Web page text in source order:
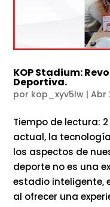
KOP Stadium:
Deportiva.
por kop_xyv5lw |Abr
Tiempo de lectura:
actual, la
los aspectos de
deporte no es una
estadio inteligente,
al ofrecer una